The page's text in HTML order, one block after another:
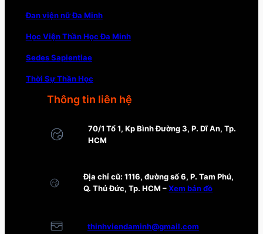
Đan viện nữ Đa Minh
Học Viện Thần Học Đa Minh
Sedes Sapientiae
Thời Sự Thần Học
Thông tin liên hệ
70/1 Tổ 1, Kp Bình Đường 3, P. Dĩ An, Tp.
HCM
Địa chỉ cũ: 1116, đường số 6, P. Tam Phú,
Q. Thủ Đức, Tp. HCM –Xem bản đồ
thinhviendaminh@gmail.com